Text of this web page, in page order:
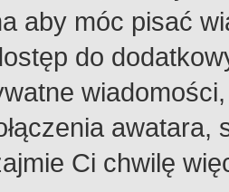
aby móc pisać
do
Ci chwilę